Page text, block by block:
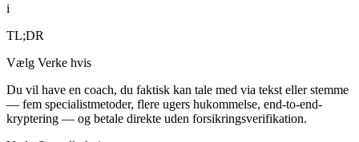
i
TL;DR
Vælg Verke hvis
Du vil have en coach, du faktisk kan tale med via tekst eller stemme
— fem specialistmetoder, flere ugers hukommelse, end-to-end-
kryptering — og betale direkte uden forsikringsverifikation.